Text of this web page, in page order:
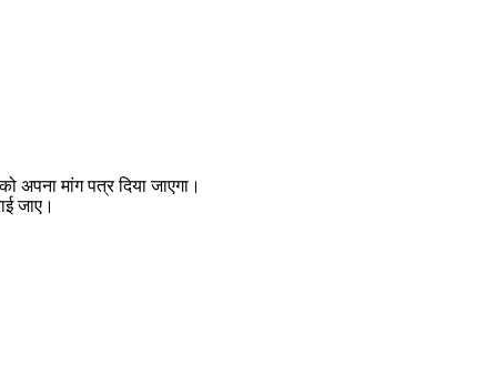
अपना मांग पत्र दिया जाएगा।
जाए।